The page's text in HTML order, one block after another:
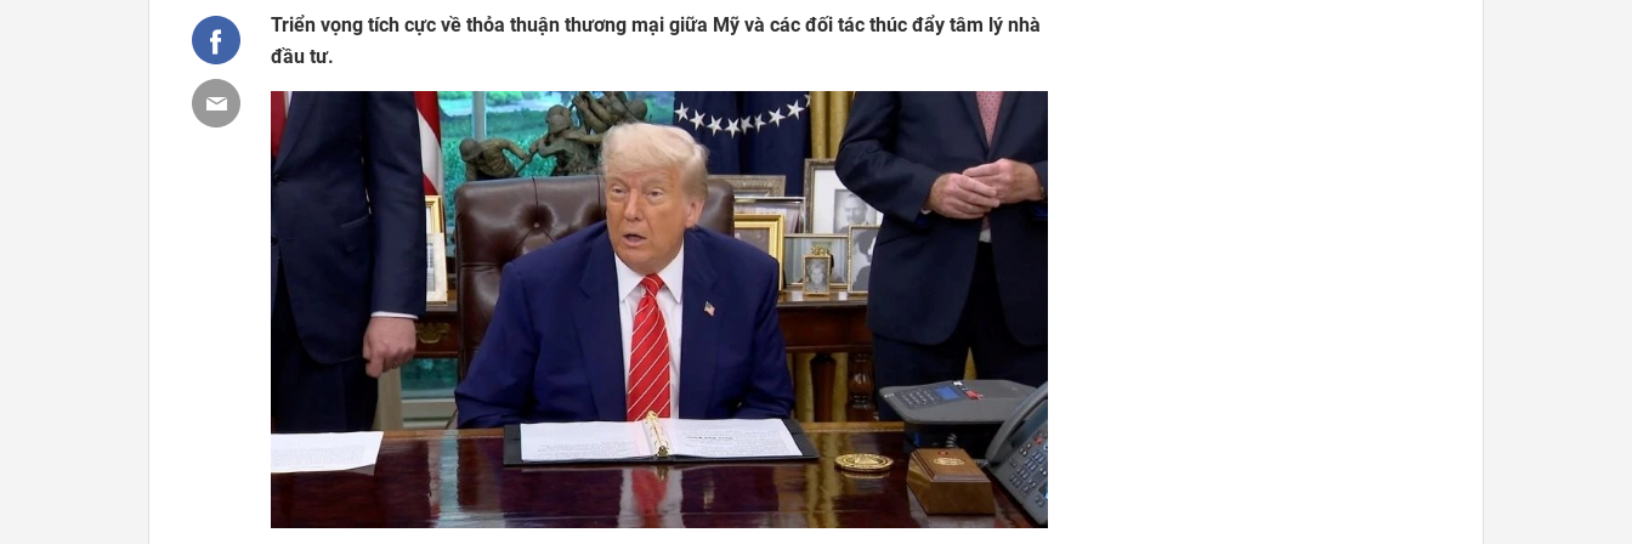
Triển vọng tích cực về thỏa thuận thương mại giữa Mỹ và các đối tác thúc đẩy tâm lý nhà
đầu tư.